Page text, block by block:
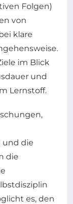
Folgen)
von
klare
im Blick
und
Lernstoff.
und die
die
es, den